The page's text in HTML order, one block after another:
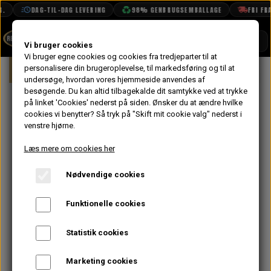
DAG-TIL-DAG LEVERING 98% GENBRUGSEMBALLAGE FRI
BOOK TID
PROJEKTER
TEKNISK DATA
VANDPOLERING
Forside Mini Motor Topstykke
Ventildæksel i
1.5:1 Vippetøj,
11 Bolte,
Breather Udtag,
MED
1.724,00 kr.
Vi bruger cookies
Vi bruger egne cookies og cookies fra tredjeparter til at
personalisere din brugeroplevelse, til markedsføring og til at
undersøge, hvordan vores hjemmeside anvendes af
besøgende. Du kan altid tilbagekalde dit samtykke ved at trykke
på linket 'Cookies' nederst på siden. Ønsker du at ændre hvilke
cookies vi benytter? Så tryk på "Skift mit cookie valg" nederst i
venstre hjørne.
Læs mere om cookies her
Nødvendige cookies
Funktionelle cookies
Statistik cookies
Marketing cookies